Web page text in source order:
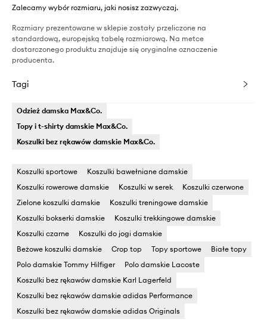
Zalecamy wybór rozmiaru, jaki nosisz zazwyczaj.
Rozmiary prezentowane w sklepie zostały przeliczone na
standardową, europejską tabelę rozmiarową. Na metce
dostarczonego produktu znajduje się oryginalne oznaczenie
producenta.
Tagi
Odzież damska Max&Co.
Topy i t-shirty damskie Max&Co.
Koszulki bez rękawów damskie Max&Co.
Koszulki sportowe
Koszulki bawełniane damskie
Koszulki rowerowe damskie
Koszulki w serek
Koszulki czerwone
Zielone koszulki damskie
Koszulki treningowe damskie
Koszulki bokserki damskie
Koszulki trekkingowe damskie
Koszulki czarne
Koszulki do jogi damskie
Beżowe koszulki damskie
Crop top Topy sportowe
Białe topy
Polo damskie Tommy Hilfiger
Polo damskie Lacoste
Koszulki bez rękawów damskie Karl Lagerfeld
Koszulki bez rękawów damskie adidas Performance
Koszulki bez rękawów damskie adidas Originals